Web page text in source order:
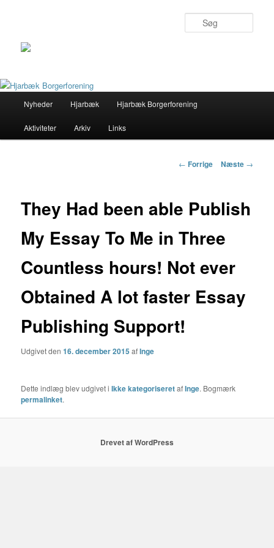
Fortsæt
til
Nyheder Hjarbæk Hjarbæk Borgerforening
Aktiviteter Arkiv Links
Indlægs
← Forrige Næste →
They Had been able Publish
My Essay To Me in Three
Countless hours! Not ever
Obtained A lot faster Essay
Publishing Support!
Udgivet den16. december 2015 afInge
Dette indlæg blev udgivet iIkke kategoriseretafInge. Bogmærk
permalinket.
Drevet af WordPress